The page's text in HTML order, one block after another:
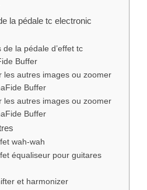
la pédale tc electronic
de la pédale d’effet tc
Buffer
les autres images ou zoomer
Buffer
les autres images ou zoomer
Buffer
wah-wah
équaliseur pour guitares
et harmonizer